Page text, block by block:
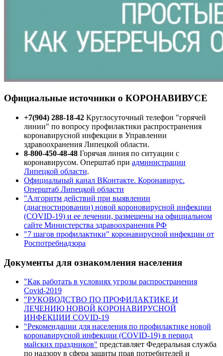
Официальные источники о КОРОНАВИВУСЕ
+7(904) 288-18-42 Круглосуточный телефон "горячей
линии" по вопросу профилактики распространения
коронавирусной инфекции в Управлении
здравоохранения Липецкой области.
8-800-450-48-48 Горячая линия по ситуации с
коронавирусом. Оперштаб при администрации
Липецкой области.
Официальный канал ВКонтакте. Коронавирус.
Оперштаб Липецкой области
"Алгоритм действий при выявлении
(диагностировании) новой короновирусной инфекции
(COVID-19) и ее лечении, размещены на официальном
сайте Министерства здравоохранения РФ
"7 шагов профилактики" коронавирусной инфекции от
Роспотребнадзора
Документы для ознакомления населения
"Как работать в условиях угрозы распространения
Covid-2019
"РУКОВОДСТВО ПО ПРОФИЛАКТИКЕ И
ЛЕЧЕНИЮ НОВОЙ КОРОНАВИРУСНОЙ
ИНФЕКЦИИ COVID-19
"Рекомендации для населения по профилактике новой
коронавирусной инфекции (COVID-19) в период
майских праздников" представляет Федеральная служба
по надзору в сфера защиты прав потребителей и